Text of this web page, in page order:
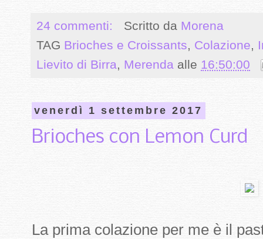
24 commenti: Scritto da Morena
TAG Brioches e Croissants, Colazione,
Lievito di Birra, Merenda alle 16:50:00
venerdì 1 settembre 2017
Brioches con Lemon Curd
La prima colazione per me è il